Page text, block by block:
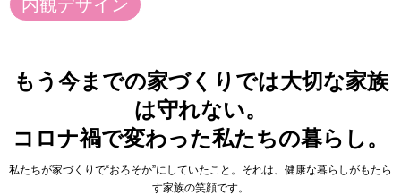
内観デザイン
もう今までの家づくりでは大切な家族
は守れない。
コロナ禍で変わった私たちの暮らし。
私たちが家づくりで“おろそか”にしていたこと。それは、健康な暮らしがもたら
す家族の笑顔です。